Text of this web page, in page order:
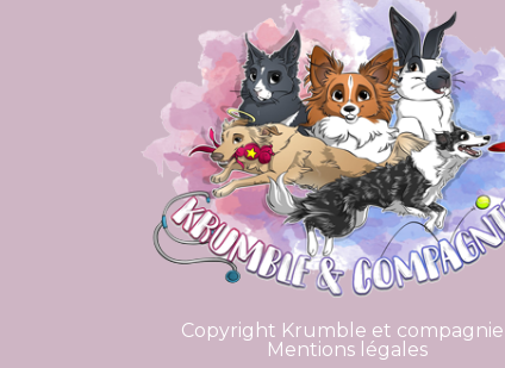
Copyright Krumble et compagnie |
Mentions légales